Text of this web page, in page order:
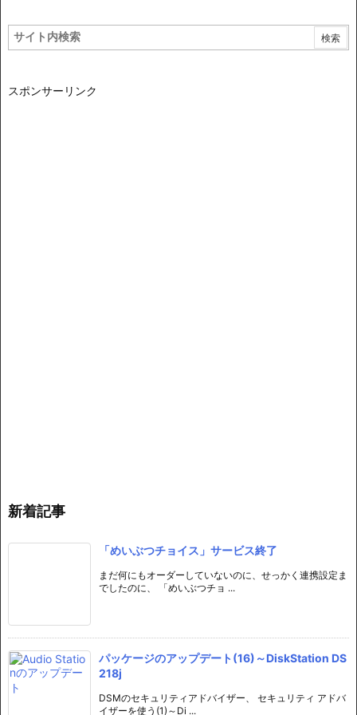
スポンサーリンク
新着記事
「めいぶつチョイス」サービス終了
まだ何にもオーダーしていないのに、せっかく連携設定ま
でしたのに、 「めいぶつチョ ...
パッケージのアップデート(16)～DiskStation DS
218j
DSMのセキュリティアドバイザー、 セキュリティ アドバ
イザーを使う(1)～Di ...